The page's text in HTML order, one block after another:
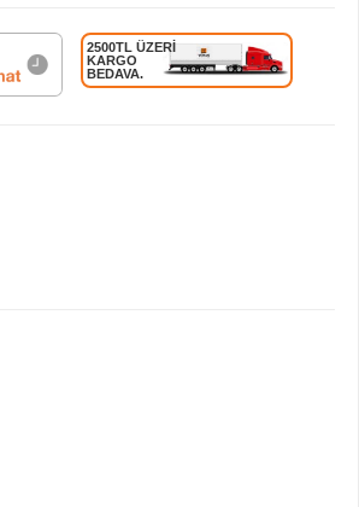
2500TL ÜZERİ
KARGO
BEDAVA.